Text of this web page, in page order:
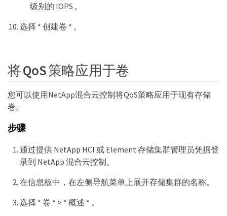
级别的 IOPS 。
选择 * 创建卷 * 。
将 QoS 策略应用于卷
您可以使用NetApp混合云控制将QoS策略应用于现有存储
卷。
步骤
通过提供 NetApp HCI 或 Element 存储集群管理员凭据登
录到 NetApp 混合云控制。
在信息板中，在左侧导航菜单上展开存储集群的名称。
选择 * 卷 * > * 概述 * 。